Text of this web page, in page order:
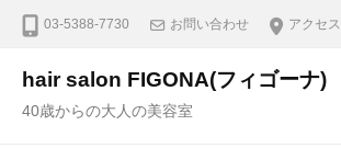
03-5388-7730 お問い合わせ アクセス
hair salon FIGONA(フィゴーナ)
40歳からの大人の美容室